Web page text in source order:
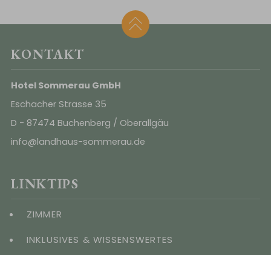
KONTAKT
Hotel Sommerau GmbH
Eschacher Strasse 35
D - 87474 Buchenberg / Oberallgäu
info@landhaus-sommerau.de
LINKTIPS
ZIMMER
INKLUSIVES & WISSENSWERTES